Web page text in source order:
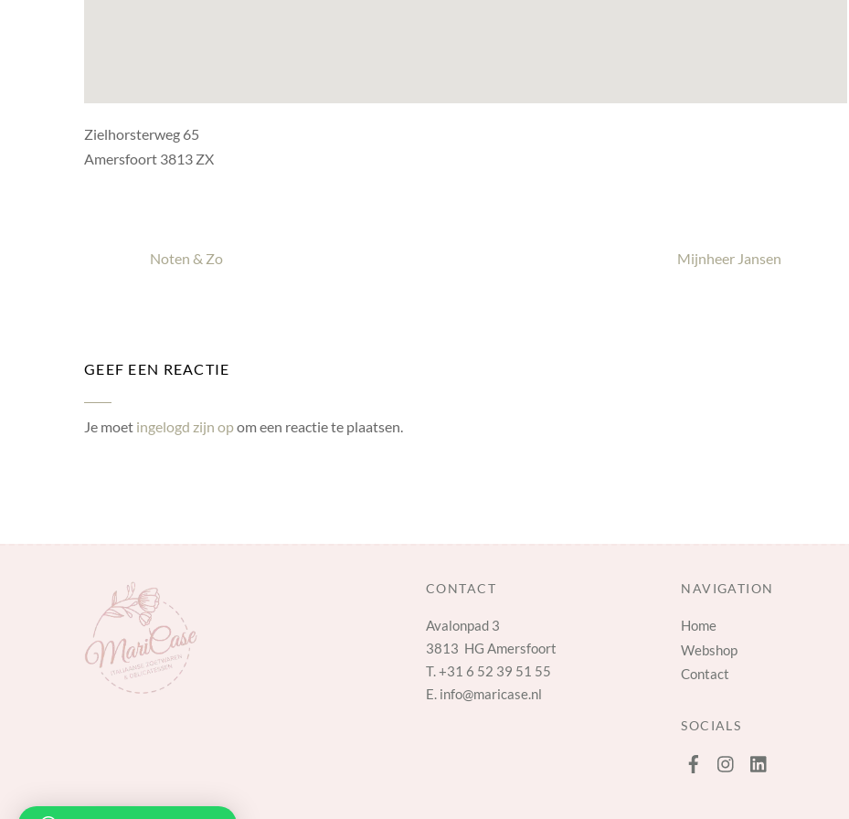
Zielhorsterweg 65
Amersfoort 3813 ZX
Noten & Zo Mijnheer Jansen
GEEF EEN REACTIE
Je moet ingelogd zijn opom een reactie te plaatsen.
CONTACT
Avalonpad 3
3813 HG Amersfoort
T.+31 6 52 39 51 55
E. info@maricase.nl
NAVIGATION
Home
Webshop
Contact
SOCIALS